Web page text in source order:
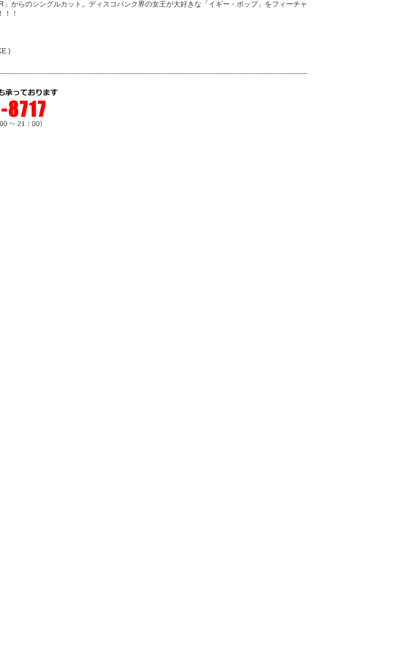
」からのシングルカット。ディスコパンク界の女王が大好きな「イギー・ポップ」をフィーチャ
！！
)